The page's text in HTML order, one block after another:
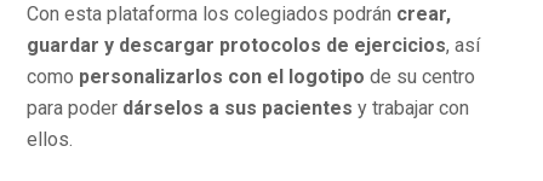
Con esta plataforma los colegiados podrán crear,
guardar y descargar protocolos de ejercicios, así
como personalizarlos con el logotipo de su centro
para poder dárselos a sus pacientes y trabajar con
ellos.